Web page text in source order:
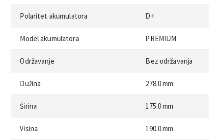
Polaritet akumulatora D+
Model akumulatora PREMIUM
Održavanje Bez održavanja
Dužina 278.0 mm
Širina 175.0 mm
Visina 190.0 mm